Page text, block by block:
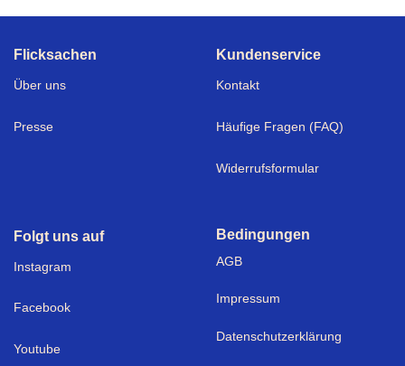
Flicksachen
Über uns
Presse
Kundenservice
Kontakt
Häufige Fragen (FAQ)
Widerrufsformular
Folgt uns auf
Instagram
Facebook
Youtube
Bedingungen
AGB
Impressum
Datenschutzerklärung